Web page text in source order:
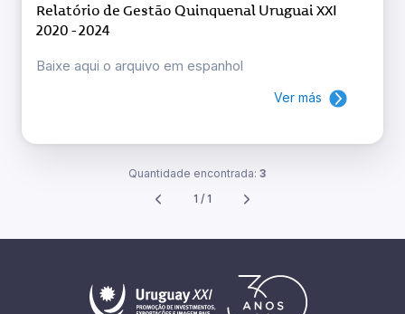
Relatório de Gestão Quinquenal Uruguai XXI
2020 - 2024
Baixe aqui o arquivo em espanhol
Ver más
Quantidade encontrada: 3
1 / 1